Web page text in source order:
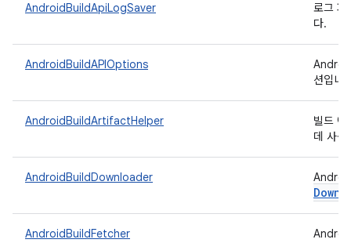
AndroidBuildApiLogSaver
로그 파
다.
AndroidBuildAPIOptions
션입니
AndroidBuildArtifactHelper
빌드
데 사
AndroidBuildDownloader
AndroidBuildFetcher